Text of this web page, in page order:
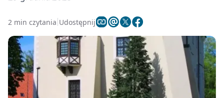
2 min czytania Udostępnij